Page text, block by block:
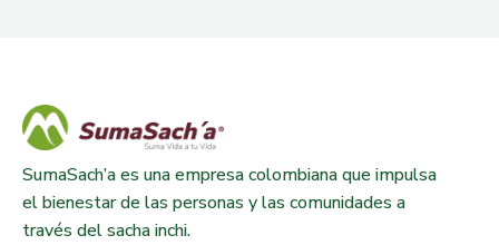
SumaSach’a es una empresa colombiana que impulsa
el bienestar de las personas y las comunidades a
través del sacha inchi.